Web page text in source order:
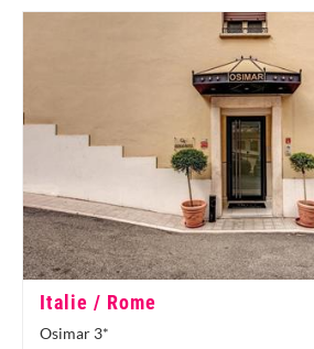
Italie / Rome
Osimar 3*